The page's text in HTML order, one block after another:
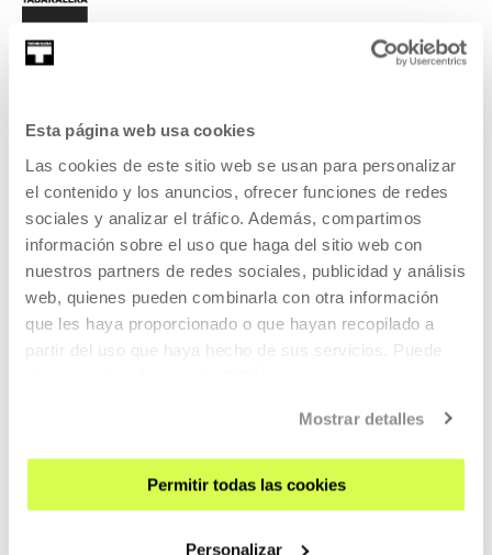
Esta página web usa cookies
Las cookies de este sitio web se usan para personalizar
el contenido y los anuncios, ofrecer funciones de redes
sociales y analizar el tráfico. Además, compartimos
información sobre el uso que haga del sitio web con
nuestros partners de redes sociales, publicidad y análisis
web, quienes pueden combinarla con otra información
que les haya proporcionado o que hayan recopilado a
partir del uso que haya hecho de sus servicios. Puede
Mostrar detalles
Permitir todas las cookies
Personalizar
CONTACT AND OPENING TIMES
GETTING HERE
GUIDED TOURS